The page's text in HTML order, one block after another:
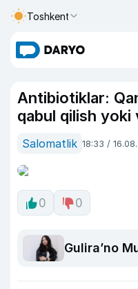
Toshkent
Antibiotiklar:
qabul qilish
Salomatlik 18:33 /
0 0
Guliraʼno